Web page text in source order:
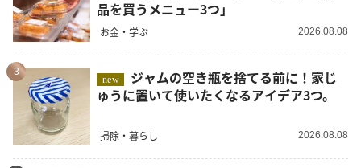
品を買うメニュー3つ」
お金・学ぶ 2026.08.08
3
new
ゅうに置いて使いたくなるアイデア3つ。
掃除・暮らし 2026.08.08